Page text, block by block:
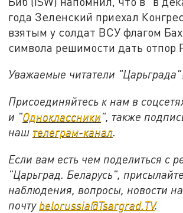
года Зеленский приехал
взятым у солдат ВСУ флагом
символа решимости дать отпор
Уважаемые читатели
Присоединяйтесь к нам в
и "Одноклассники", также
наш телеграм-канал.
Если вам есть чем поделиться с
"Царьград. Беларусь",
наблюдения, вопросы, новости
почту belorussia@Tsargrad.TV.